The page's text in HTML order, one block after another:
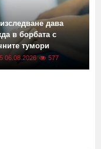
дава
в борбата с
тумори
06.08.2026 577